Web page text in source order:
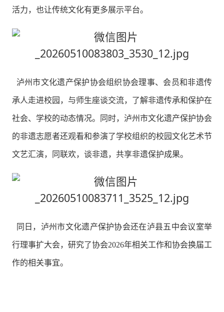
活力，也让传统文化有更多展示平台。
泸州市文化遗产保护协会组织协会理事、会员和非遗传
承人走进校园，与师生座谈交流，了解非遗传承和保护在
社会、学校的动态情况。同时，泸州市文化遗产保护协会
的非遗志愿者还观看和参演了学校组织的校园文化艺术节
文艺汇演，同联欢，谈非遗，共享非遗保护成果。
同日，泸州市文化遗产保护协会还在泸县五中会议室举
行理事扩大会，研究了协会2026年相关工作和协会换届工
作的相关事宜。